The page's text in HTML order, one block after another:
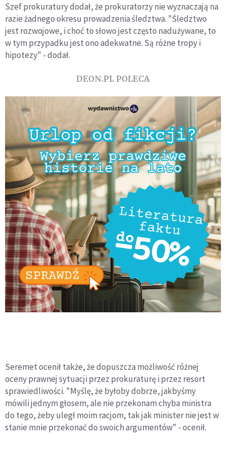
Szef prokuratury dodał, że prokuratorzy nie wyznaczają na
razie żadnego okresu prowadzenia śledztwa. "Śledztwo
jest rozwojowe, i choć to słowo jest często nadużywane, to
w tym przypadku jest ono adekwatne. Są różne tropy i
hipotezy" - dodał.
DEON.PL POLECA
Seremet ocenił także, że dopuszcza możliwość różnej
oceny prawnej sytuacji przez prokuraturę i przez resort
sprawiedliwości. "Myślę, że byłoby dobrze, jakbyśmy
mówili jednym głosem, ale nie przekonam chyba ministra
do tego, żeby uległ moim racjom, tak jak minister nie jest w
stanie mnie przekonać do swoich argumentów" - ocenił.